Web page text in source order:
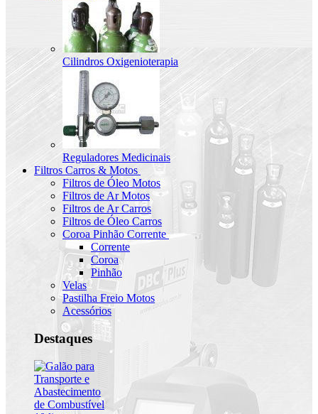
Cilindros Oxigenioterapia
Reguladores Medicinais
Filtros Carros & Motos
Filtros de Óleo Motos
Filtros de Ar Motos
Filtros de Ar Carros
Filtros de Óleo Carros
Coroa Pinhão Corrente
Corrente
Coroa
Pinhão
Velas
Pastilha Freio Motos
Acessórios
Destaques